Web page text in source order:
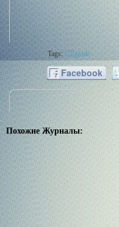
Tags:UPgrade
Facebook
Похожие Журналы: